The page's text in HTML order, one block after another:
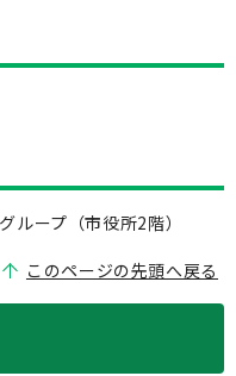
ープ（市役所2階）
このページの先頭へ戻る